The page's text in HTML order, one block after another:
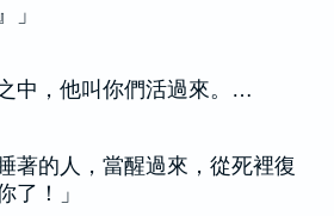
」
中，他叫你們活過來。…
著的人，當醒過來，從死裡復
了！」